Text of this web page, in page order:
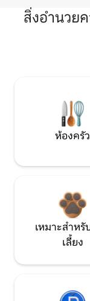
สิ่งอำนวย
ห้องครัว
เหมาะสำหรั
เลี้ยง